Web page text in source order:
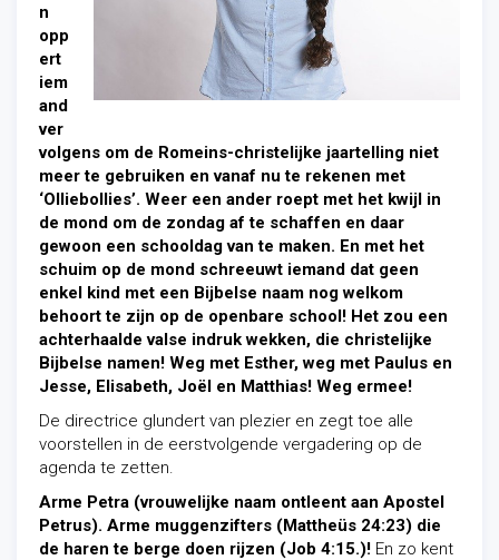
n
opp
ert
iem
and
ver
volgens om de Romeins-christelijke jaartelling niet
meer te gebruiken en vanaf nu te rekenen met
‘Olliebollies’. Weer een ander roept met het kwijl in
de mond om de zondag af te schaffen en daar
gewoon een schooldag van te maken. En met het
schuim op de mond schreeuwt iemand dat geen
enkel kind met een Bijbelse naam nog welkom
behoort te zijn op de openbare school! Het zou een
achterhaalde valse indruk wekken, die christelijke
Bijbelse namen! Weg met Esther, weg met Paulus en
Jesse, Elisabeth, Joël en Matthias! Weg ermee!
De directrice glundert van plezier en zegt toe alle
voorstellen in de eerstvolgende vergadering op de
agenda te zetten.
Arme Petra (vrouwelijke naam ontleent aan Apostel
Petrus). Arme muggenzifters (Mattheüs 24:23) die
de haren te berge doen rijzen (Job 4:15.)! En zo kent